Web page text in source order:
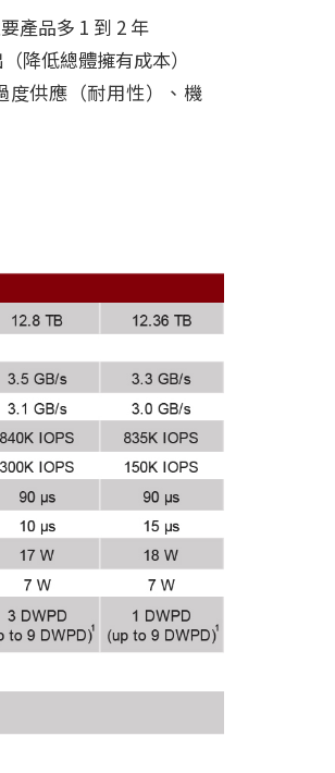
產品多 1 到 2 年
降低總體擁有成本）
供應（耐用性）、機